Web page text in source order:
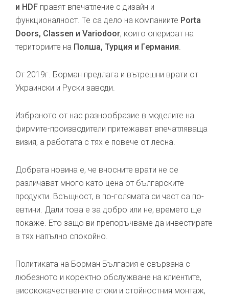
и HDF правят впечатление с дизайн и
функционалност. Те са дело на компаниите Porta
Doors, Classen и Variodoor, които оперират на
териториите на Полша, Турция и Германия.
От 2019г. Борман предлага и вътрешни врати от
Украински и Руски заводи.
Избраното от нас разнообразие в моделите на
фирмите-производители притежават впечатляваща
визия, а работата с тях е повече от лесна.
Добрата новина е, че вносните врати не се
различават много като цена от българските
продукти. Всъщност, в по-голямата си част са по-
евтини. Дали това е за добро или не, времето ще
покаже. Ето защо ви препоръчваме да инвестирате
в тях напълно спокойно.
Политиката на Борман България е свързана с
любезното и коректно обслужване на клиентите,
висококачествените стоки и стойностния монтаж,